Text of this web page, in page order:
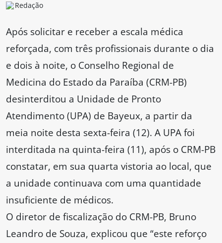
Redação
Após solicitar e receber a escala médica
reforçada, com três profissionais durante o dia
e dois à noite, o Conselho Regional de
Medicina do Estado da Paraíba (CRM-PB)
desinterditou a Unidade de Pronto
Atendimento (UPA) de Bayeux, a partir da
meia noite desta sexta-feira (12). A UPA foi
interditada na quinta-feira (11), após o CRM-PB
constatar, em sua quarta vistoria ao local, que
a unidade continuava com uma quantidade
insuficiente de médicos.
O diretor de fiscalização do CRM-PB, Bruno
Leandro de Souza, explicou que “este reforço